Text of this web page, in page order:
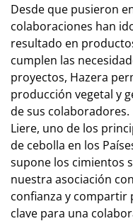
Desde que pusieron
colaboraciones han
resultado en
cumplen las
proyectos, Hazera
producción vegetal y
de sus colaboradores.
Liere, uno de los
de cebolla en los
supone los cimientos
nuestra asociación
confianza y compartir
clave para una